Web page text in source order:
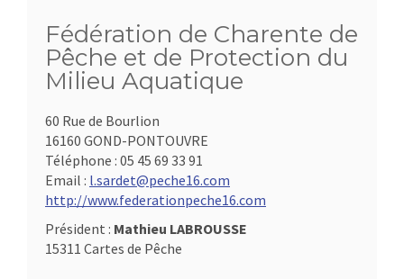
Fédération de Charente de
Pêche et de Protection du
Milieu Aquatique
60 Rue de Bourlion
16160 GOND-PONTOUVRE
Téléphone : 05 45 69 33 91
Email : l.sardet@peche16.com
http://www.federationpeche16.com
Président : Mathieu LABROUSSE
15311 Cartes de Pêche